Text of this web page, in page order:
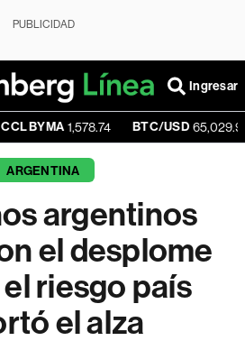
PUBLICIDAD
Ingresar
1,578.74 BTC/USD 65,029.96
ARGENTINA
argentinos
el desplome
riesgo país
el alza